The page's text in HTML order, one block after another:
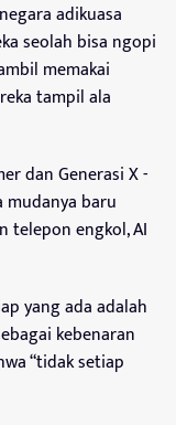
adikuasa
seolah bisa ngopi
memakai
tampil ala
dan Generasi X -
mudanya baru
telepon engkol, AI
yang ada adalah
kebenaran
“tidak setiap